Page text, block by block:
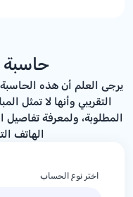
حاسبة
يرجى العلم أن هذه
التقريبي وأنها لا تمثل
المطلوبة، ولمعرفة تفاصيل
الهاتف
اختر نوع الحساب